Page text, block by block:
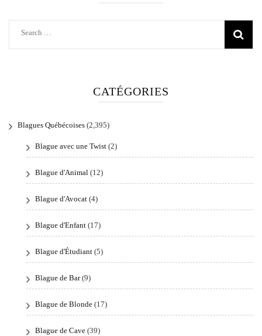
Search
CATÉGORIES
Blagues Québécoises (2,395)
Blague avec une Twist (2)
Blague d'Animal (12)
Blague d'Avocat (4)
Blague d'Enfant (17)
Blague d'Étudiant (5)
Blague de Bar(9)
Blague de Blonde (17)
Blague de Cave (39)